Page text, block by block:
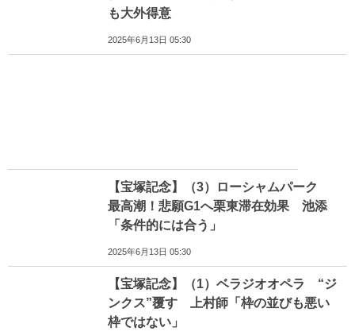
も大外得意
2025年6月13日 05:30
【宝塚記念】（3）ローシャムパーク
最高潮！悲願G1へ栗東滞在効果 池添
「条件的には合う」
2025年6月13日 05:30
【宝塚記念】（1）ベラジオオペラ “ジ
ンクス”覆す 上村師「枠の並びも悪い
枠ではない」